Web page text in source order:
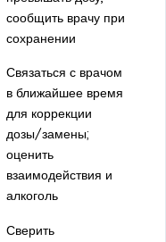
сообщить врачу при
сохранении
Связаться с врачом
в ближайшее время
для коррекции
дозы/замены;
оценить
взаимодействия и
алкоголь
Сверить